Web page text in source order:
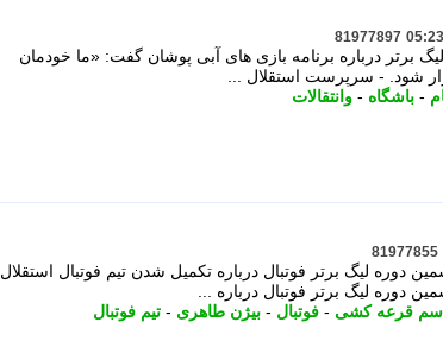
81977897
درباره برنامه بازی های آبی پوشان گفت: «ما خودمان
شود. - سرپرست استقلال ...
- باشگاه - وانتقالات
81977855
لیگ برتر فوتبال درباره تکمیل شدن تیم فوتبال استقلال
لیگ برتر فوتبال درباره ...
قرعه کشی - فوتبال - بیژن طاهری - تیم فوتبال